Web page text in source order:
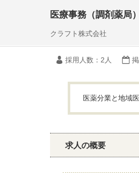
医療事務（調剤薬
クラフト株式会社
採用人数 ：2人
医薬分業と地域
求人の概要